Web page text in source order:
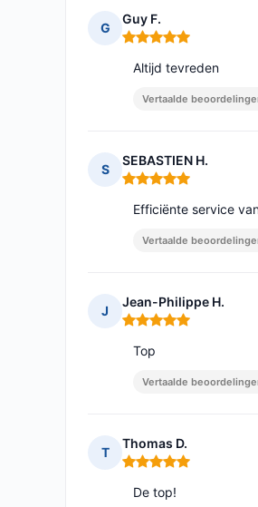
G
Guy F.
Opmerking: 5 van 5
Altijd tevreden
Vertaalde
S
SEBASTIEN H.
Opmerking: 5 van 5
Efficiënte service
Vertaalde
J
Jean-Philippe H.
Opmerking: 5 van 5
Top
Vertaalde
T
Thomas D.
Opmerking: 5 van 5
De top!